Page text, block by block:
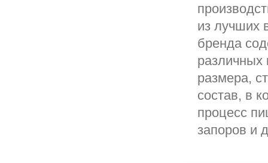
из лучших
бренда
различных
размера,
состав, в
процесс
запоров и